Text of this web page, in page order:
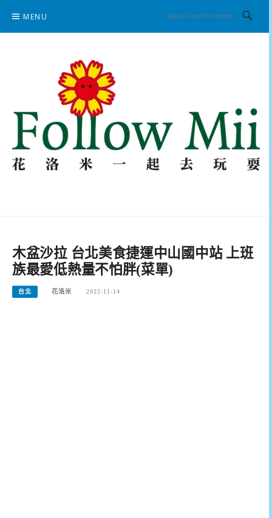
content
MENU
木盆沙拉 台北美食捷運中山國中站 上班
族最愛低熱量不怕胖(菜單)
台北 花洛米 2022-11-14